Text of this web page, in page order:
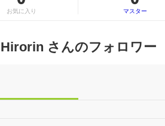
お気に入り マスター
Hirorin さんのフォロワー